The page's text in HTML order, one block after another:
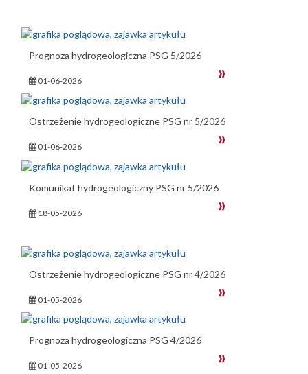
Prognoza hydrogeologiczna PSG 5/2026
01-06-2026
Ostrzeżenie hydrogeologiczne PSG nr 5/2026
01-06-2026
Komunikat hydrogeologiczny PSG nr 5/2026
18-05-2026
Ostrzeżenie hydrogeologiczne PSG nr 4/2026
01-05-2026
Prognoza hydrogeologiczna PSG 4/2026
01-05-2026